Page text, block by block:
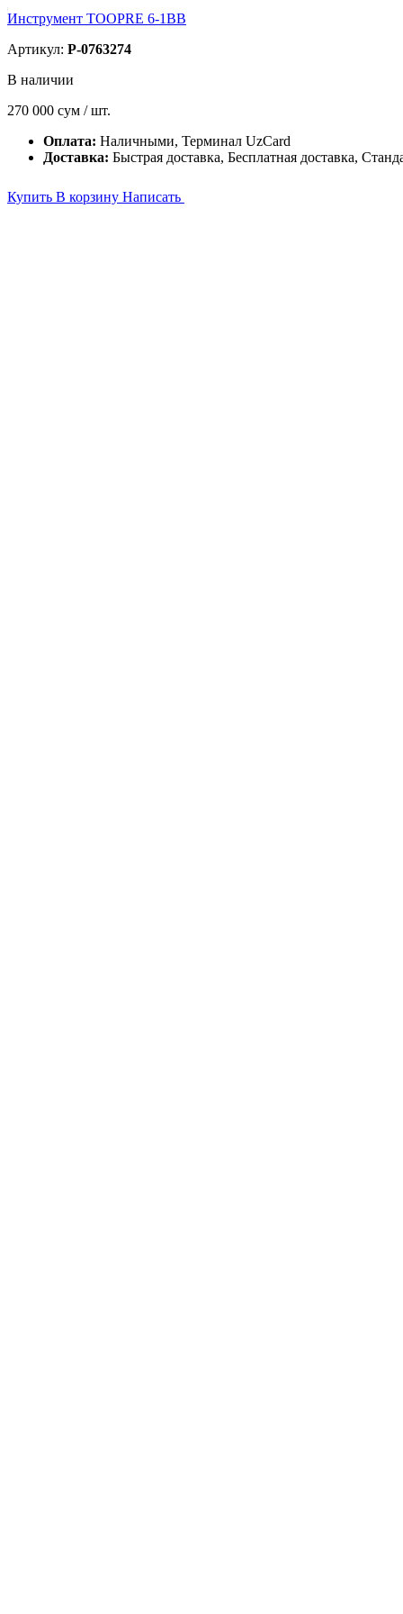
Инструмент TOOPRE 6-1BB
Артикул: P-0763274
В наличии
270 000 сум / шт.
Оплата: Наличными, Терминал UzCard
Доставка: Быстрая доставка, Бесплатная доставка,
Купить В корзину Написать